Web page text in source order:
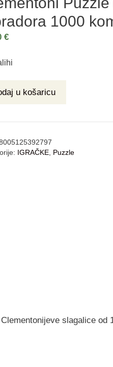
1000
€
u košaricu
IGRAČKE, Puzzle
slagalice od